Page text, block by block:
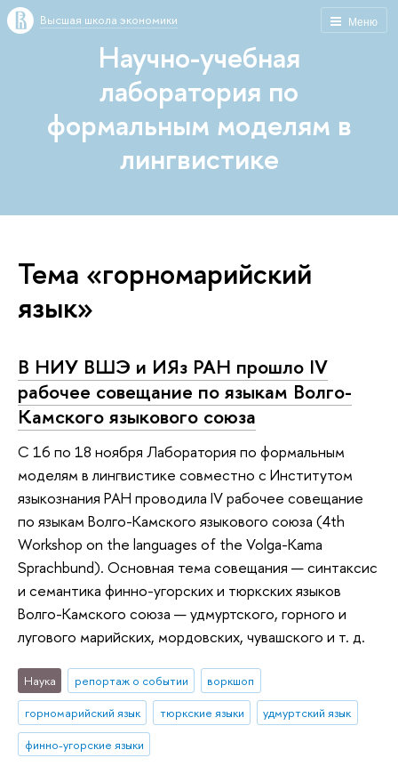
Меню
Высшая школа экономики
Научно-учебная
лаборатория по
формальным моделям в
лингвистике
Тема «горномарийский
язык»
В НИУ ВШЭ и ИЯз РАН прошло IV
рабочее совещание по языкам Волго-
Камского языкового союза
С 16 по 18 ноября Лаборатория по формальным
моделям в лингвистике совместно с Институтом
языкознания РАН проводила IV рабочее совещание
по языкам Волго-Камского языкового союза (4th
Workshop on the languages of the Volga-Kama
Sprachbund). Основная тема совещания — синтаксис
и семантика финно-угорских и тюркских языков
Волго-Камского союза — удмуртского, горного и
лугового марийских, мордовских, чувашского и т. д.
Наука репортаж о событии
воркшоп
горномарийский язык
тюркские языки
удмуртский язык
финно-угорские языки